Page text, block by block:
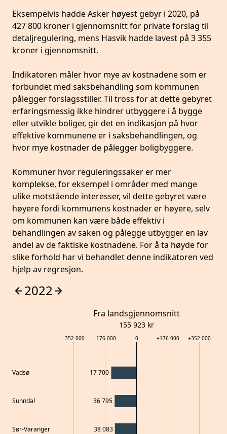
Eksempelvis hadde Asker høyest gebyr i 2020, på
427 800 kroner i gjennomsnitt for private forslag til
detaljregulering, mens Hasvik hadde lavest på 3 355
kroner i gjennomsnitt.
Indikatoren måler hvor mye av kostnadene som er
forbundet med saksbehandling som kommunen
pålegger forslagsstiller. Til tross for at dette gebyret
erfaringsmessig ikke hindrer utbyggere i å bygge
eller utvikle boliger, gir det en indikasjon på hvor
effektive kommunene er i saksbehandlingen, og
hvor mye kostnader de pålegger boligbyggere.
Kommuner hvor reguleringssaker er mer
komplekse, for eksempel i områder med mange
ulike motstående interesser, vil dette gebyret være
høyere fordi kommunens kostnader er høyere, selv
om kommunen kan være både effektiv i
behandlingen av saken og pålegge utbygger en lav
andel av de faktiske kostnadene. For å ta høyde for
slike forhold har vi behandlet denne indikatoren ved
hjelp av regresjon.
2022
Vadsø
Sunndal
Sør-Varanger
Fra landsgjennomsnitt
155 923 kr
-352 000 -176 000 0 +176 000 +352 000
17 700
36 795
38 083